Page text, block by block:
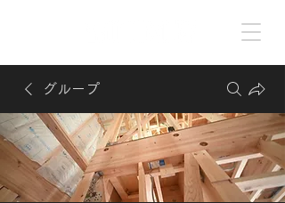
グループ